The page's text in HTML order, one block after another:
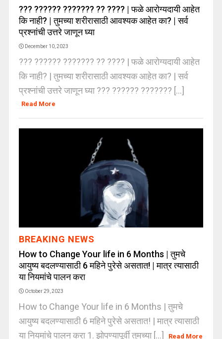
??? ?????? ??????? ?? ???? | फळे आरोग्यदायी आहेत
कि नाही? | तुमच्या शरीरासाठी आवश्यक आहेत का? | सर्व
प्रश्नांची उत्तरे जाणून घ्या
December 10, 2023
??? ?????? ??????? ?? ???? | फळे आरोग्यदायी आहेत
कि नाही? | तुमच्या शरीरासाठी आवश्यक आहेत का? | सर्व
प्रश्नांची उत्तरे जाणून घ्या ??? ?????? ??????? [...]
Read More
BREAKING NEWS
How to Change Your life in 6 Months | तुमचे
आयुष्य बदलण्यासाठी 6 महिने पुरेसे असतात! | मात्र त्यासाठी
या नियमांचे पालन करा
October 29, 2023
How to Change Your life in 6 Months | तुमचे
आयुष्य बदलण्यासाठी 6 महिने पुरेसे असतात! | मात्र त्यासाठी
या नियमांचे पालन करा 1. झोपण्यापूर्वी तुमच्या [...]
Read More